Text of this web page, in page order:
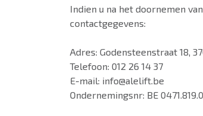
Indien u na het doornemen
contactgegevens:
Adres: Godensteenstraat 18,
Telefoon: 012 26 14 37
E-mail: info@alelift.be
Ondernemingsnr: BE